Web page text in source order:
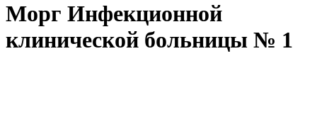
Морг Инфекционной
клинической больницы № 1